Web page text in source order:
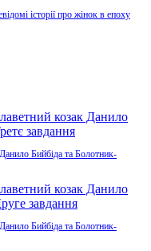
історії про жінок в епоху
Бийбіда та Болотник-
Бийбіда та Болотник-